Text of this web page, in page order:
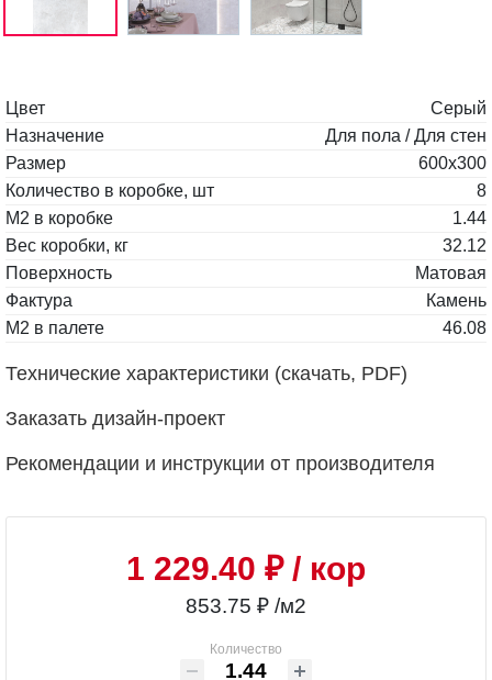
Цвет
Серый
Назначение
Для пола / Для стен
Размер
600x300
Количество в коробке, шт
8
М2 в коробке
1.44
Вес коробки, кг
32.12
Поверхность
Матовая
Фактура
Камень
М2 в палете
46.08
Технические характеристики (скачать, PDF)
Заказать дизайн-проект
Рекомендации и инструкции от производителя
1 229.40 ₽/ кор
853.75 ₽ /м2
Количество